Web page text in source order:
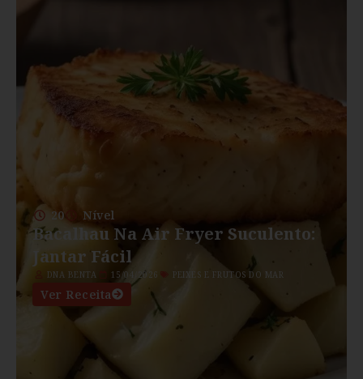
20 Nível
Bacalhau Na Air Fryer Suculento:
Jantar Fácil
DNA BENTA 15/04/2026 PEIXES E FRUTOS DO MAR
Ver Receita